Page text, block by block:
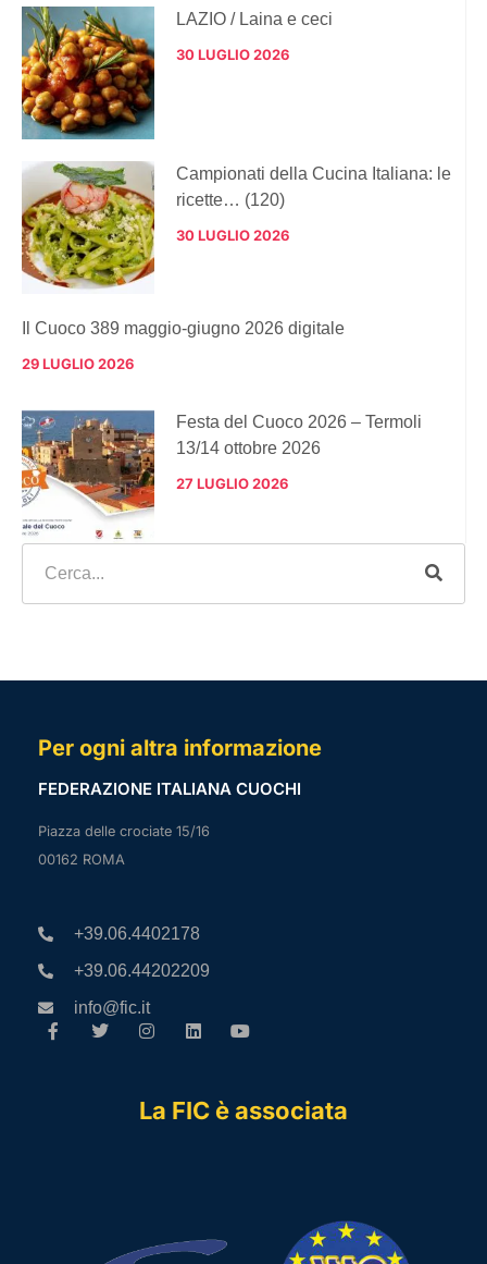
LAZIO / Laina e ceci
30 LUGLIO 2026
Campionati della Cucina Italiana: le
ricette… (120)
30 LUGLIO 2026
Il Cuoco 389 maggio-giugno 2026 digitale
29 LUGLIO 2026
Festa del Cuoco 2026 – Termoli
13/14 ottobre 2026
27 LUGLIO 2026
Per ogni altra informazione
FEDERAZIONE ITALIANA CUOCHI
Piazza delle crociate 15/16
00162 ROMA
+39.06.4402178
+39.06.44202209
info@fic.it
La FIC è associata